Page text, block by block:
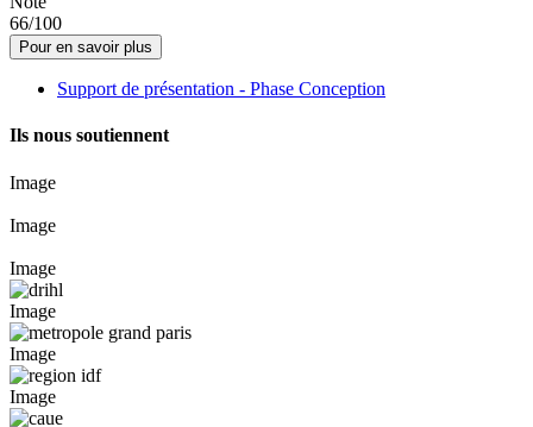
66/100
Pour en savoir plus
Support de présentation - Phase Conception
Ils nous soutiennent
Image
Image
Image
Image
Image
Image